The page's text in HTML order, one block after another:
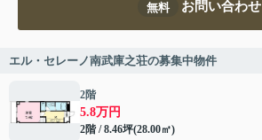
無料 お問い合わせ
エル・セレーノ南武庫之荘の募集中物件
2階
5.8万円
2階 / 8.46坪(28.00㎡)